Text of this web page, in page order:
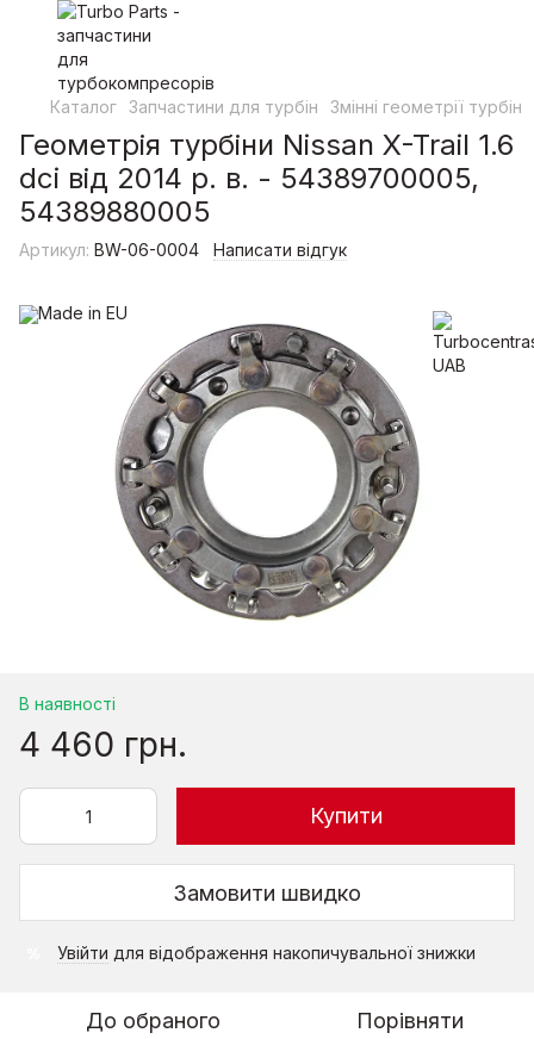
Каталог Запчастини для турбін Змінні геометрії турбін
Геометрія турбіни Nissan X-Trail 1.6
dci від 2014 р. в. - 54389700005,
54389880005
Артикул: BW-06-0004 Написати відгук
В наявності
4 460 грн.
Купити
Замовити швидко
Увійти для відображення накопичувальної знижки
До обраного Порівняти